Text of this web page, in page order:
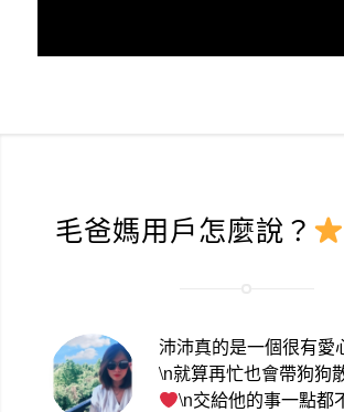
毛爸媽用戶怎麼說？
沛沛真的是一個很有愛
\n就算再忙也會帶狗狗
\n交給他的事一點都